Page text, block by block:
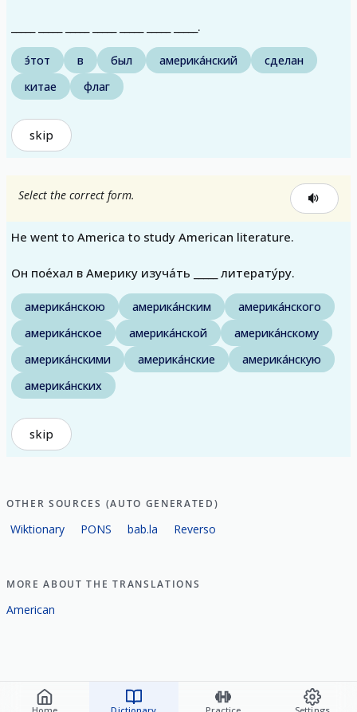
_____ _____ _____ _____ _____ _____ _____.
э́тот в был америка́нский
сделан
китае
флаг
skip
Select the correct form.
He went to America to study American literature.
Он пое́хал в Америку изуча́ть _____ литерату́ру.
америка́нскою америка́нским
америка́нского
америка́нское
америка́нской
америка́нскому
америка́нскими
америка́нские
америка́нскую
америка́нских
skip
OTHER SOURCES (AUTO GENERATED)
Wiktionary PONS bab.la Reverso
MORE ABOUT THE TRANSLATIONS
American